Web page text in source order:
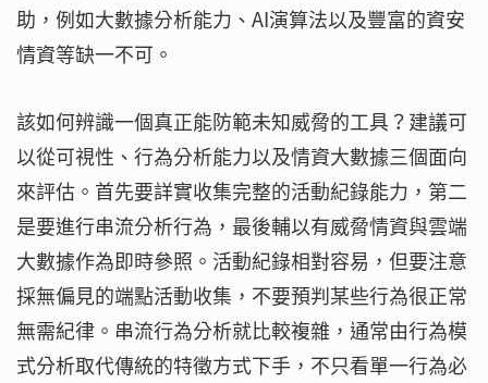
助，例如大數據分析能力、AI演算法以及豐富的資安
情資等缺一不可。
該如何辨識一個真正能防範未知威脅的工具？建議可
以從可視性、行為分析能力以及情資大數據三個面向
來評估。首先要詳實收集完整的活動紀錄能力，第二
是要進行串流分析行為，最後輔以有威脅情資與雲端
大數據作為即時參照。活動紀錄相對容易，但要注意
採無偏見的端點活動收集，不要預判某些行為很正常
無需紀律。串流行為分析就比較複雜，通常由行為模
式分析取代傳統的特徵方式下手，不只看單一行為必